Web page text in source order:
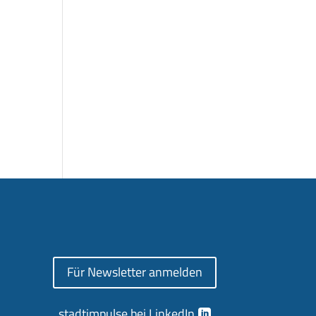
Für Newsletter anmelden